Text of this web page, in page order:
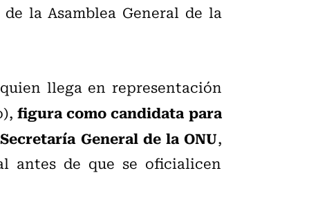
la Asamblea General de la
llega en representación
figura como candidata para
General de la ONU,
antes de que se oficialicen